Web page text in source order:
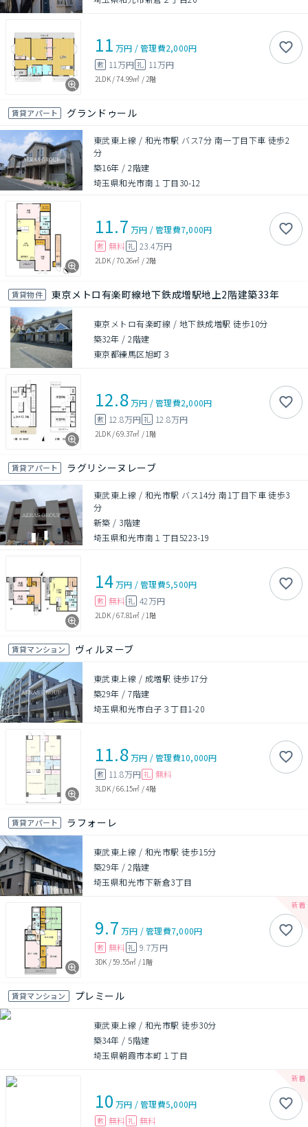
11 万円 /管理費2,000円
敷 11万円 礼 11万円
2LDK/74.99㎡ / 2階
賃貸アパート グランドゥール
東武東上線 / 和光市駅 バス7分 南一丁目下車 徒歩2
分
築16年 /2階建
埼玉県和光市南１丁目30-12
11.7 万円 /管理費7,000円
敷 無料 礼 23.4万円
2LDK/70.26㎡ / 2階
賃貸物件 東京メトロ有楽町線地下鉄成増駅地上2階建築33年
東京メトロ有楽町線 / 地下鉄成増駅 徒歩10分
築32年 /2階建
東京都練馬区旭町３
12.8万円 /管理費2,000円
敷 12.8万円 礼 12.8万円
2LDK/69.37㎡ / 1階
賃貸アパート ラグリシーヌレーブ
東武東上線 / 和光市駅 バス14分 南1丁目下車 徒歩3
分
新築 / 3階建
埼玉県和光市南１丁目5223-19
14万円 /管理費5,500円
敷 無料 礼 42万円
2LDK/67.81㎡ / 1階
賃貸マンション ヴィルヌーブ
東武東上線 / 成増駅 徒歩17分
築29年 /7階建
埼玉県和光市白子３丁目1-20
11.8万円 /管理費10,000円
敷 11.8万円 礼 無料
3LDK/66.15㎡ /4階
賃貸アパート ラフォーレ
東武東上線 / 和光市駅 徒歩15分
築29年 /2階建
埼玉県和光市下新倉3丁目
9.7 万円 /管理費7,000円
敷 無料 礼 9.7万円
3DK /59.55㎡ / 1階
賃貸マンション プレミール
東武東上線 / 和光市駅 徒歩30分
築34年 /5階建
埼玉県朝霞市本町１丁目
10 万円 /管理費5,000円
敷 無料 礼 無料